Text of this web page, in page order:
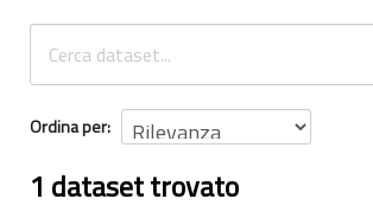
INFORMAZIONI
Ordina per
1 dataset trovato